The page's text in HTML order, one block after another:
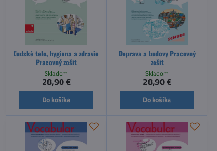
Ľudské telo, hygiena a zdravie
Pracovný zošit
Skladom
28,90 €
Do košíka
Doprava a budovy Pracovný
zošit
Skladom
28,90 €
Do košíka